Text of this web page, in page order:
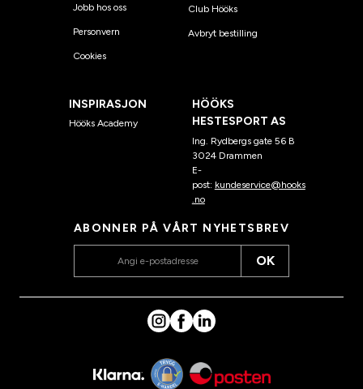
Jobb hos oss
Personvern
Cookies
Club Hööks
Avbryt bestilling
INSPIRASJON
Hööks Academy
HÖÖKS
HESTESPORT AS
Ing. Rydbergs gate 56 B
3024 Drammen
E-
post: kundeservice@hooks
.no
ABONNER PÅ VÅRT NYHETSBREV
OK